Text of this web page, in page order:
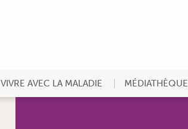
VIVRE AVEC LA MALADIE MÉDIATHÈQUE